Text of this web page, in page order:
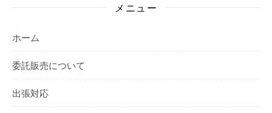
メニュー
ホーム
委託販売について
出張対応